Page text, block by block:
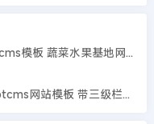
(PC+WAP)蔬菜水果配送类网站pbootcms模板 蔬菜水果基地网站源码
(自适应手机端)高端大气的科技类pbootcms网站模板 带三级栏目、下载和招聘功能